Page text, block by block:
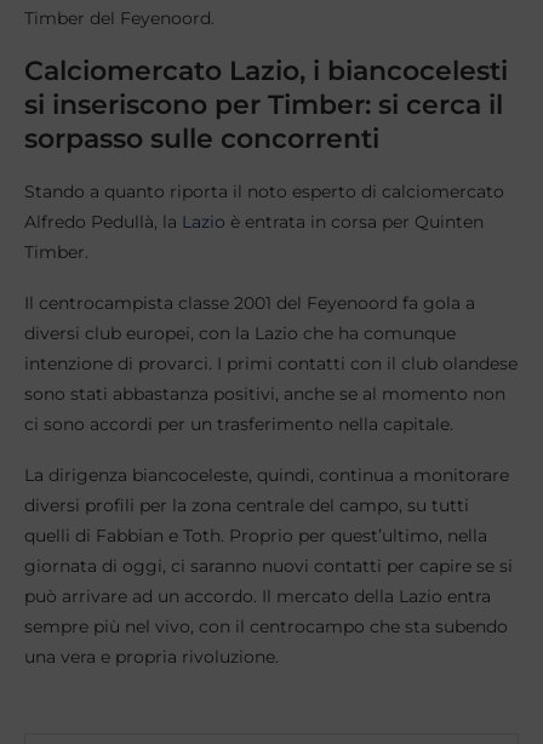
Timber del Feyenoord.
Calciomercato Lazio, i biancocelesti
si inseriscono per Timber: si cerca il
sorpasso sulle concorrenti
Stando a quanto riporta il noto esperto di calciomercato
Alfredo Pedullà, la Lazio è entrata in corsa per Quinten
Timber.
Il centrocampista classe 2001 del Feyenoord fa gola a
diversi club europei, con la Lazio che ha comunque
intenzione di provarci. I primi contatti con il club olandese
sono stati abbastanza positivi, anche se al momento non
ci sono accordi per un trasferimento nella capitale.
La dirigenza biancoceleste, quindi, continua a monitorare
diversi profili per la zona centrale del campo, su tutti
quelli di Fabbian e Toth. Proprio per quest’ultimo, nella
giornata di oggi, ci saranno nuovi contatti per capire se si
può arrivare ad un accordo. Il mercato della Lazio entra
sempre più nel vivo, con il centrocampo che sta subendo
una vera e propria rivoluzione.